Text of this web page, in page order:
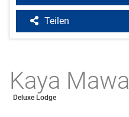
Teilen
Kaya Mawa
Deluxe Lodge